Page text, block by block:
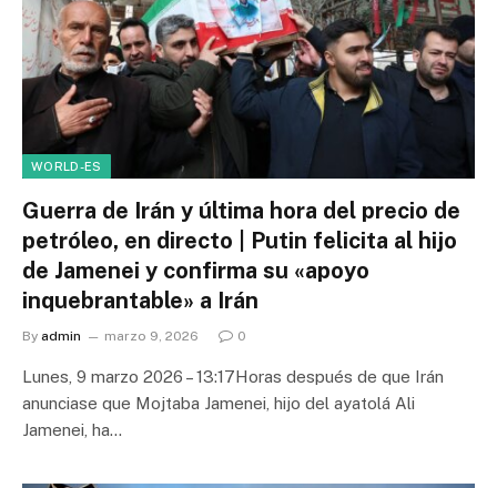
WORLD-ES
Guerra de Irán y última hora del precio de
petróleo, en directo | Putin felicita al hijo
de Jamenei y confirma su «apoyo
inquebrantable» a Irán
By admin marzo 9, 2026 0
Lunes, 9 marzo 2026 – 13:17Horas después de que Irán
anunciase que Mojtaba Jamenei, hijo del ayatolá Ali
Jamenei, ha…